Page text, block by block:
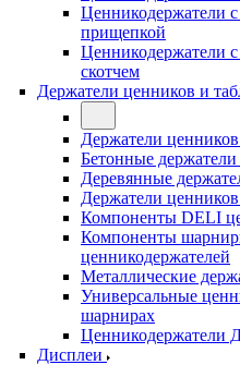
Ценникодержатели
прищепкой
Ценникодержатели
скотчем
Держатели ценников и
Держатели
Бетонные
Деревянные
Держатели
Компоненты DELI
Компоненты
ценникодержателей
Металлические
Универсальные
шарнирах
Ценникодержатели
Дисплеи